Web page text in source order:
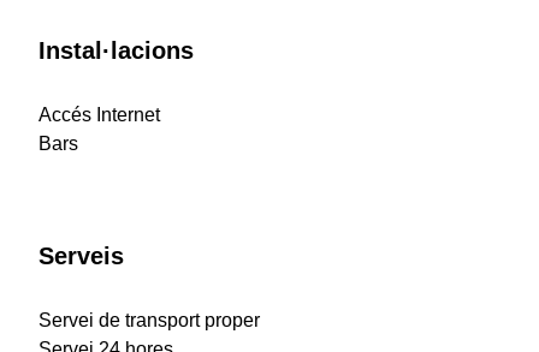
Instal·lacions
Accés Internet
Bars
Serveis
Servei de transport proper